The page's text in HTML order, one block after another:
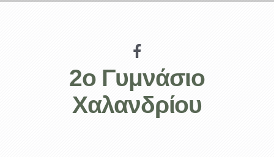
2ο Γυμνάσιο
Χαλανδρίου